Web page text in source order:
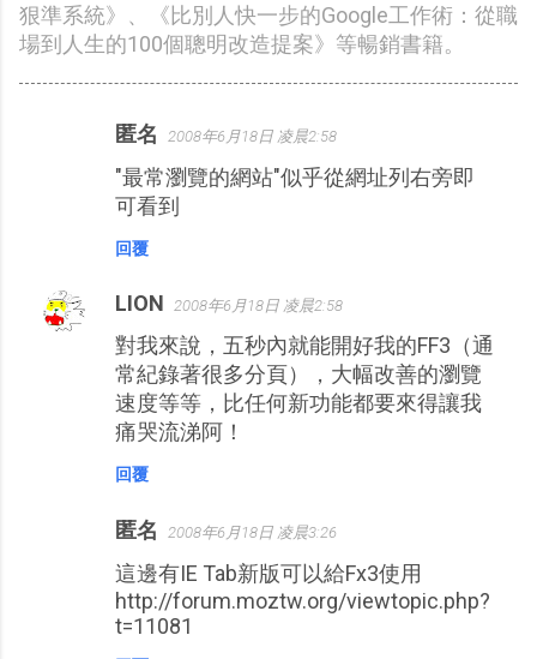
狠準系統》、《比別人快一步的Google工作術：從職
場到人生的100個聰明改造提案》等暢銷書籍。
匿名 2008年6月18日 凌晨2:58
"最常瀏覽的網站"似乎從網址列右旁即
可看到
回覆
LION 2008年6月18日 凌晨2:58
對我來說，五秒內就能開好我的FF3（通
常紀錄著很多分頁），大幅改善的瀏覽
速度等等，比任何新功能都要來得讓我
痛哭流涕阿！
回覆
匿名 2008年6月18日 凌晨3:26
這邊有IE Tab新版可以給Fx3使用
http://forum.moztw.org/viewtopic.php?
t=11081